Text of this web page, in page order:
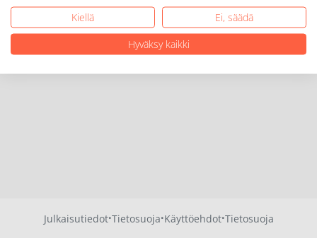
Julkaisutiedot·Tietosuoja·Käyttöehdot·Tietosuoja
Kiellä
Ei, säädä
Hyväksy kaikki